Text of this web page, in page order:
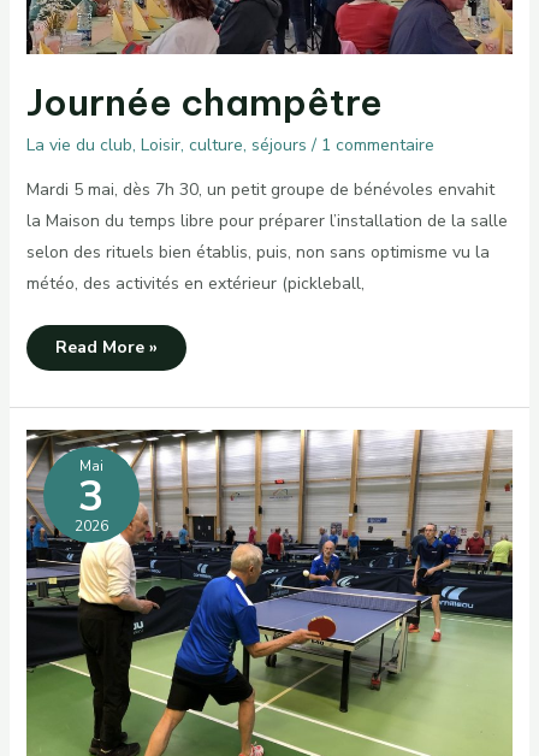
Journée champêtre
La vie du club, Loisir, culture, séjours / 1 commentaire
Mardi 5 mai, dès 7h 30, un petit groupe de bénévoles envahit
la Maison du temps libre pour préparer l’installation de la salle
selon des rituels bien établis, puis, non sans optimisme vu la
météo, des activités en extérieur (pickleball,
Journée
Read More »
Mai
3
2026